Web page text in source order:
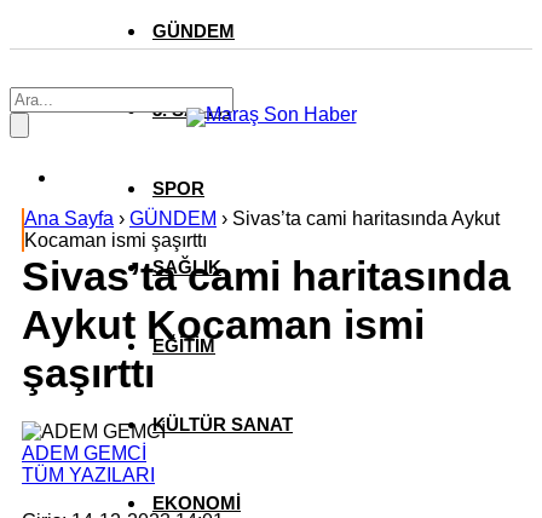
GÜNDEM
3. SAYFA
SPOR
SAĞLIK
EĞİTİM
KÜLTÜR SANAT
EKONOMİ
Ana Sayfa › GÜNDEM › Sivas’ta cami haritasında Aykut
Kocaman ismi şaşırttı
Sivas’ta cami haritasında
Aykut Kocaman ismi
şaşırttı
ADEM GEMCİ
TÜM YAZILARI